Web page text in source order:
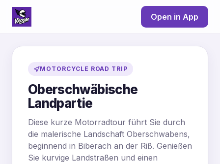
Open in App
MOTORCYCLE ROAD TRIP
Oberschwäbische
Landpartie
Diese kurze Motorradtour führt Sie durch
die malerische Landschaft Oberschwabens,
beginnend in Biberach an der Riß. Genießen
Sie kurvige Landstraßen und einen